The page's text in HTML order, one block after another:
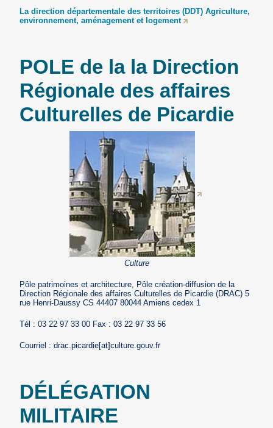
La direction départementale des territoires (DDT) Agriculture,
environnement, aménagement et logement
POLE de la la Direction
Régionale des affaires
Culturelles de Picardie
Culture
Pôle patrimoines et architecture, Pôle création-diffusion de la
Direction Régionale des affaires Culturelles de Picardie (DRAC) 5
rue Henri-Daussy CS 44407 80044 Amiens cedex 1
Tél : 03 22 97 33 00 Fax : 03 22 97 33 56
Courriel : drac.picardie[at]culture.gouv.fr
DÉLÉGATION
MILITAIRE